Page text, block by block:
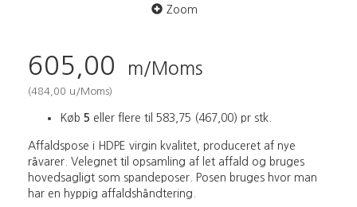
Zoom
605,00 m/Moms
(484,00 u/Moms)
Køb 5 eller flere til 583,75 (467,00) pr stk.
Affaldspose i HDPE virgin kvalitet, produceret af nye
råvarer. Velegnet til opsamling af let affald og bruges
hovedsagligt som spandeposer. Posen bruges hvor man
har en hyppig affaldshåndtering.